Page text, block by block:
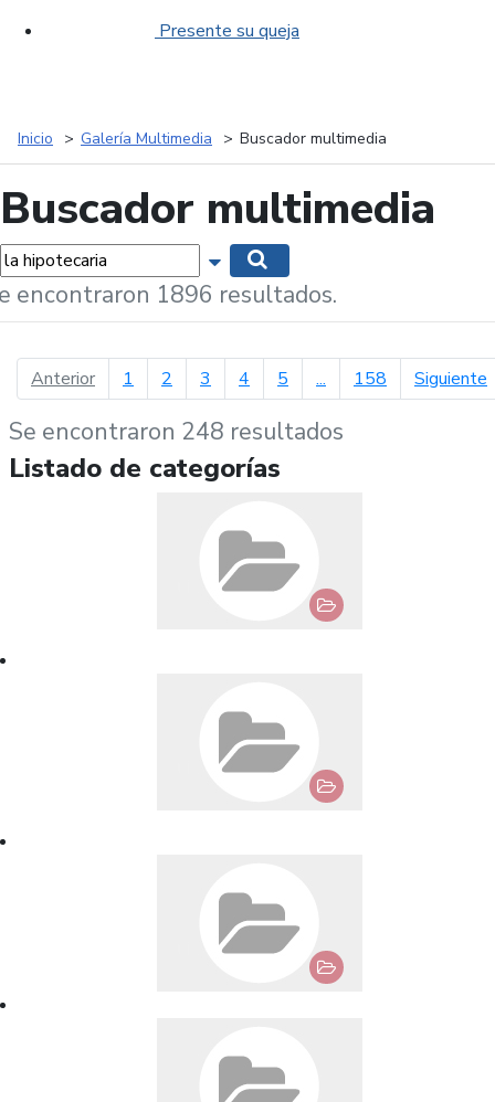
Presente su queja
Inicio Galería Multimedia Buscador multimedia
Buscador multimedia
Mostrar opciones de búsqueda
encontraron 1896 resultados.
Anteriorpágina anterior
1 2 3 4 5 ... 158 Siguiente
Se encontraron 248 resultados
Listado de categorías